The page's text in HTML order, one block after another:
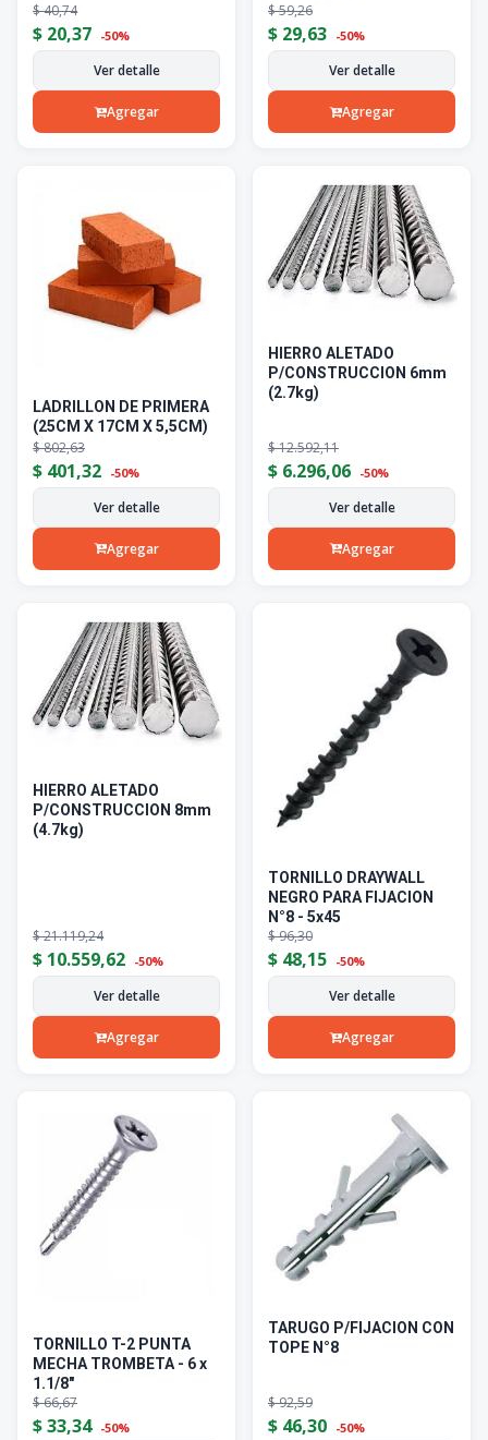
$40,74
$ 20,37 -50%
Ver detalle
Agregar
$59,26
$ 29,63 -50%
Ver detalle
Agregar
LADRILLON DE PRIMERA
(25CM X 17CM X 5,5CM)
$802,63
$ 401,32 -50%
Ver detalle
Agregar
HIERRO ALETADO
P/CONSTRUCCION 6mm
(2.7kg)
$12.592,11
$ 6.296,06 -50%
Ver detalle
Agregar
HIERRO ALETADO
P/CONSTRUCCION 8mm
(4.7kg)
$21.119,24
$ 10.559,62 -50%
Ver detalle
Agregar
TORNILLO DRAYWALL
NEGRO PARA FIJACION
N°8 - 5x45
$96,30
$ 48,15 -50%
Ver detalle
Agregar
TORNILLO T-2 PUNTA
MECHA TROMBETA - 6 x
1.1/8"
$66,67
$33,34 -50%
TARUGO P/FIJACION CON
TOPE N°8
$92,59
$ 46,30 -50%